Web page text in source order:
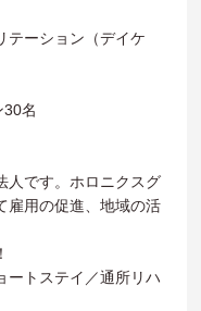
テーション（デイケ
名
人です。ホロニクスグ
雇用の促進、地域の活
トステイ／通所リハ